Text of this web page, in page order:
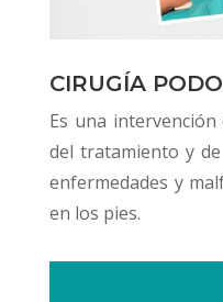
CIRUGÍA
Es una
del tratamiento y
enfermedades y
en los pies.